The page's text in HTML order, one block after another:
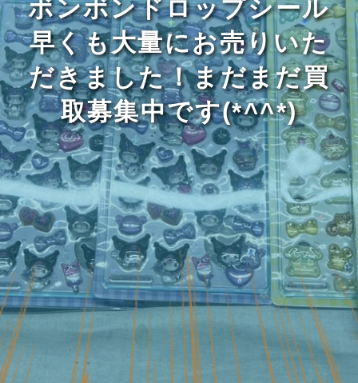
ボンボンドロップシール
早くも大量にお売りいた
だきました！まだまだ買
取募集中です(*^^*)